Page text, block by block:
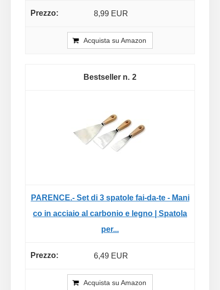
8,99 EUR
Acquista su Amazon
2
PARENCE.- Set di 3 spatole fai-da-te - Mani
co in acciaio al carbonio e legno | Spatola
per...
6,49 EUR
Acquista su Amazon